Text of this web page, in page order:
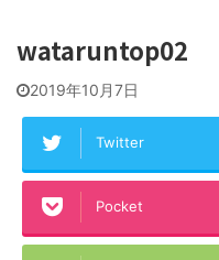
wataruntop02
2019年10月7日
Twitter
Pocket